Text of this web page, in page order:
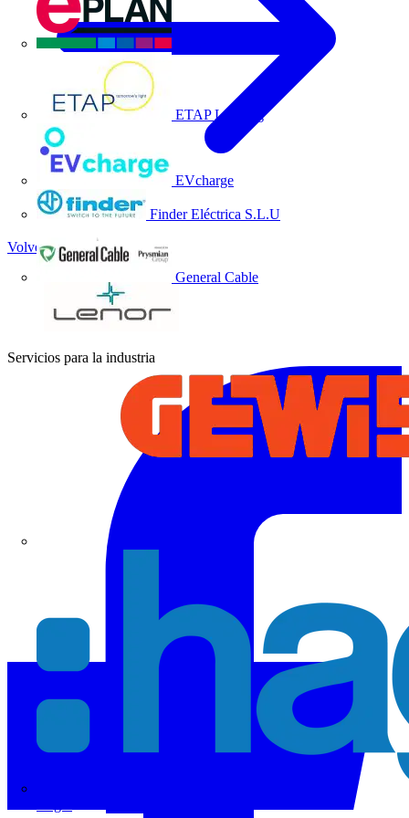
ETAP Lighting
EVcharge
Finder Eléctrica S.L.U
General Cable
Volver a Socios
Servicios para la industria